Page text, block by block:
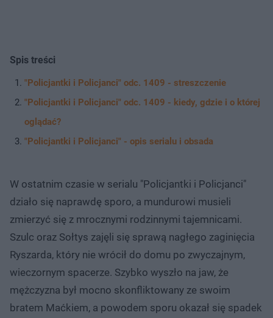
Spis treści
"Policjantki i Policjanci" odc. 1409 - streszczenie
"Policjantki i Policjanci" odc. 1409 - kiedy, gdzie i o której
oglądać?
"Policjantki i Policjanci" - opis serialu i obsada
W ostatnim czasie w serialu "Policjantki i Policjanci"
działo się naprawdę sporo, a mundurowi musieli
zmierzyć się z mrocznymi rodzinnymi tajemnicami.
Szulc oraz Sołtys zajęli się sprawą nagłego zaginięcia
Ryszarda, który nie wrócił do domu po zwyczajnym,
wieczornym spacerze. Szybko wyszło na jaw, że
mężczyzna był mocno skonfliktowany ze swoim
bratem Maćkiem, a powodem sporu okazał się spadek